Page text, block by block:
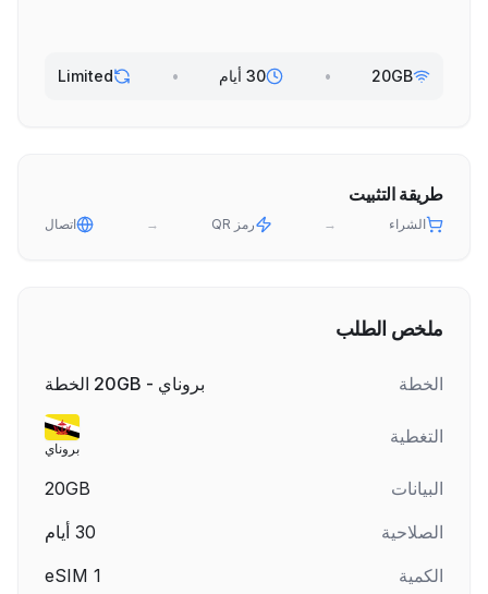
20GB
• 30 أيام •
Limited
طريقة التثبيت
الشراء → رمز QR → اتصال
ملخص الطلب
الخطة بروناي - 20GB الخطة
التغطية
بروناي
البيانات
20GB
الصلاحية
30 أيام
الكمية
1